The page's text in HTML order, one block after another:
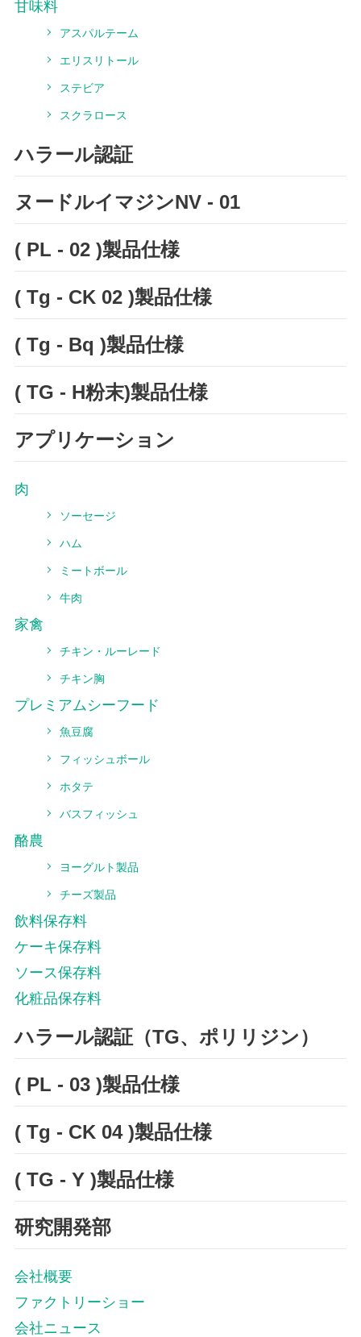
甘味料
アスパルテーム
エリスリトール
ステビア
スクラロース
ハラール認証
ヌードルイマジンNV - 01
( PL - 02 )製品仕様
( Tg - CK 02 )製品仕様
( Tg - Bq )製品仕様
( TG - H粉末)製品仕様
アプリケーション
肉
ソーセージ
ハム
ミートボール
牛肉
家禽
チキン・ルーレード
チキン胸
プレミアムシーフード
魚豆腐
フィッシュボール
ホタテ
バスフィッシュ
酪農
ヨーグルト製品
チーズ製品
飲料保存料
ケーキ保存料
ソース保存料
化粧品保存料
ハラール認証（TG、ポリリジン）
( PL - 03 )製品仕様
( Tg - CK 04 )製品仕様
( TG - Y )製品仕様
研究開発部
会社概要
ファクトリーショー
会社ニュース